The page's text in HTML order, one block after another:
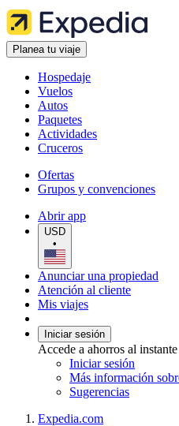
Planea tu viaje
Hospedaje
Vuelos
Autos
Paquetes
Actividades
Cruceros
Ofertas
Grupos y convenciones
Abrir app
USD
•
Anunciar una propiedad
Atención al cliente
Mis viajes
Iniciar sesión
Accede a ahorros al
Iniciar sesión
Más información
Sugerencias
Expedia.com